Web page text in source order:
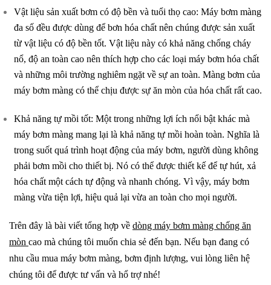
Vật liệu sản xuất bơm có độ bền và tuổi thọ cao: Máy bơm màng
đa số đều được dùng để bơn hóa chất nên chúng được sản xuất
từ vật liệu có độ bền tốt. Vật liệu này có khả năng chống cháy
nổ, độ an toàn cao nên thích hợp cho các loại máy bơm hóa chất
và những môi trường nghiêm ngặt về sự an toàn. Màng bơm của
máy bơm màng có thể chịu được sự ăn mòn của hóa chất rất cao.
Khả năng tự mồi tốt: Một trong những lợi ích nổi bật khác mà
máy bơm màng mang lại là khả năng tự mồi hoàn toàn. Nghĩa là
trong suốt quá trình hoạt động của máy bơm, người dùng không
phải bơm mồi cho thiết bị. Nó có thể được thiết kế để tự hút, xả
hóa chất một cách tự động và nhanh chóng. Vì vậy, máy bơm
màng vừa tiện lợi, hiệu quả lại vừa an toàn cho mọi người.
Trên đây là bài viết tổng hợp về dòng máy bơm màng chống ăn
mòn cao mà chúng tôi muốn chia sẻ đến bạn. Nếu bạn đang có
nhu cầu mua máy bơm màng, bơm định lượng, vui lòng liên hệ
chúng tôi để được tư vấn và hổ trợ nhé!